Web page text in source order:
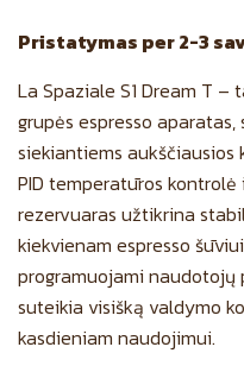
Pristatymas per 2-3
La Spaziale S1 Dream T
grupės espresso
siekiantiems aukščiausios
PID temperatūros
rezervuaras užtikrina
kiekvienam espresso
programuojami
suteikia visišką valdymo
kasdieniam naudojimui.